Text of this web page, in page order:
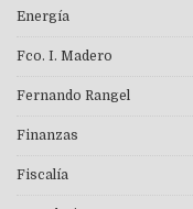
Energía
Fco. I. Madero
Fernando Rangel
Finanzas
Fiscalía